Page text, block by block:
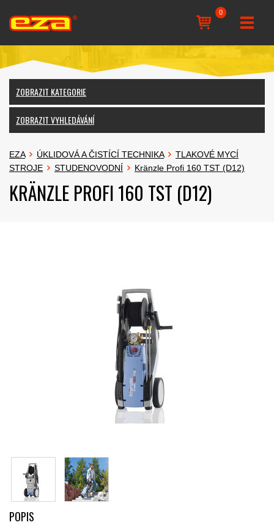
0
ZOBRAZIT KATEGORIE
ZOBRAZIT VYHLEDÁVÁNÍ
EZA ÚKLIDOVÁ A ČISTÍCÍ TECHNIKA
TLAKOVÉ MYCÍ
STROJE
STUDENOVODNÍ Kränzle Profi 160 TST (D12)
KRÄNZLE PROFI 160 TST (D12)
POPIS